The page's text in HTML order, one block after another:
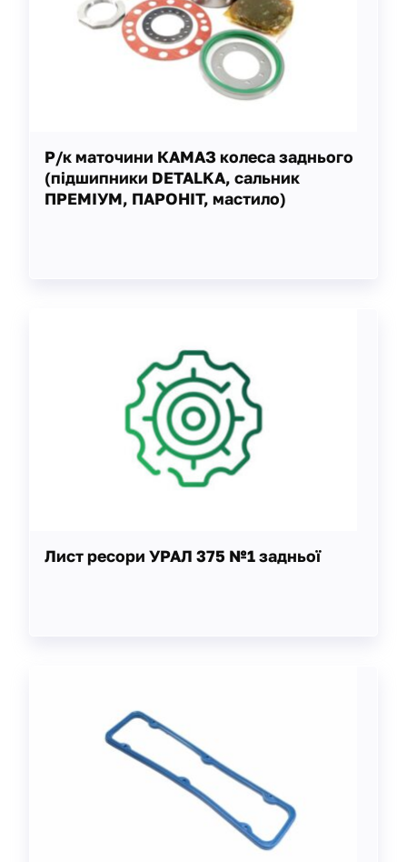
Р/к маточини КАМАЗ колеса заднього
(підшипники DETALKA, сальник
ПРЕМІУМ, ПАРОНІТ, мастило)
Лист ресори УРАЛ 375 №1 задньої